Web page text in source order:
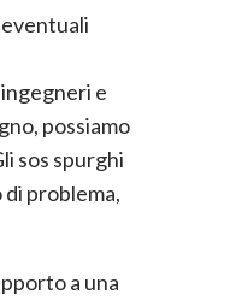
e
possiamo
sos spurghi
problema,
a una